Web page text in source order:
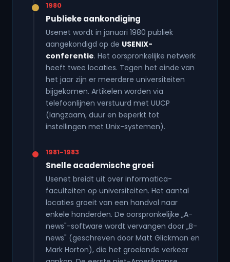
1980
Publieke aankondiging
Usenet wordt in januari 1980 publiek
aangekondigd op de USENIX-
conferentie. Het oorspronkelijke netwerk
heeft twee locaties. Tegen het einde van
het jaar zijn er meerdere universiteiten
bijgekomen. Artikelen worden via
telefoonlijnen verstuurd met UUCP
(langzaam, duur en beperkt tot
instellingen met Unix-systemen).
1981-1983
Snelle academische groei
Usenet breidt uit over informatica-
faculteiten op universiteiten. Het aantal
locaties groeit van een handvol naar
enkele honderden. De oorspronkelijke „A-
news"-software wordt vervangen door „B-
news" (geschreven door Matt Glickman en
Mark Horton), die het groeiende verkeer